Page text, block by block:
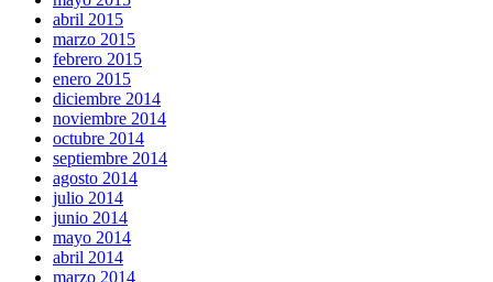
abril 2015
marzo 2015
febrero 2015
enero 2015
diciembre 2014
noviembre 2014
octubre 2014
septiembre 2014
agosto 2014
julio 2014
junio 2014
mayo 2014
abril 2014
marzo 2014